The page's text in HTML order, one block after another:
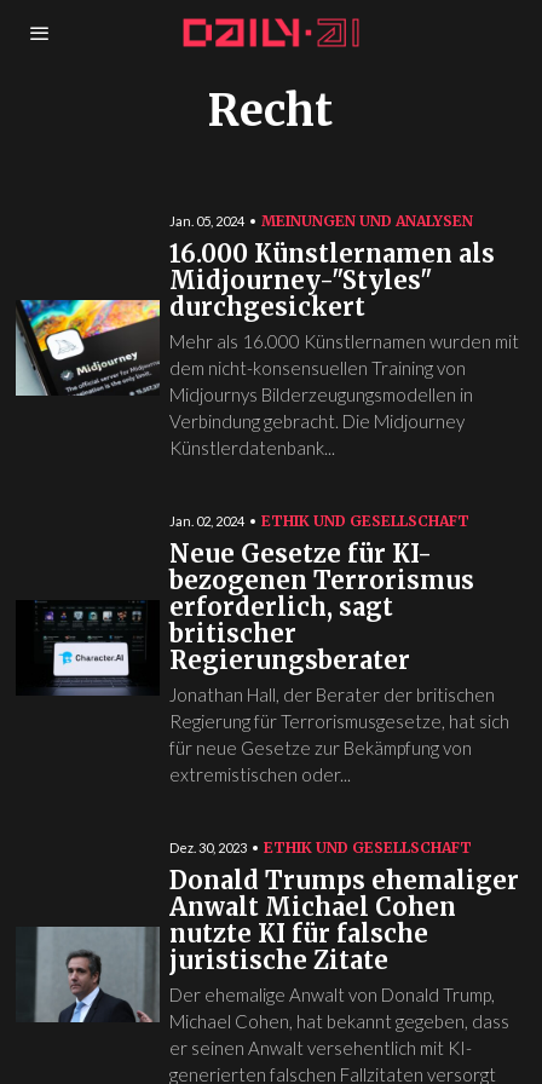
Recht
Jan. 05, 2024 MEINUNGEN UND ANALYSEN
16.000 Künstlernamen als
Midjourney-"Styles"
durchgesickert
Mehr als 16.000 Künstlernamen wurden mit
dem nicht-konsensuellen Training von
Midjournys Bilderzeugungsmodellen in
Verbindung gebracht. Die Midjourney
Künstlerdatenbank...
Jan. 02, 2024 ETHIK UND GESELLSCHAFT
Neue Gesetze für KI-
bezogenen Terrorismus
erforderlich, sagt
britischer
Regierungsberater
Jonathan Hall, der Berater der britischen
Regierung für Terrorismusgesetze, hat sich
für neue Gesetze zur Bekämpfung von
extremistischen oder...
Dez. 30, 2023 ETHIK UND GESELLSCHAFT
Donald Trumps ehemaliger
Anwalt Michael Cohen
nutzte KI für falsche
juristische Zitate
Der ehemalige Anwalt von Donald Trump,
Michael Cohen, hat bekannt gegeben, dass
er seinen Anwalt versehentlich mit KI-
generierten falschen Fallzitaten versorgt